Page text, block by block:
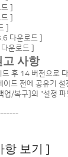
]
]
]
다운로드]
운로드]
고 사항
후 14 버전으로
드 전에 공유기
업/복구]의 "설정 파
항 보기 ]